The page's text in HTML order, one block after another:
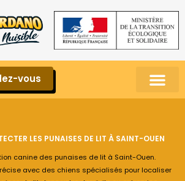
vous
LES PUNAISES DE LIT À SAINT-OUEN
canine des punaises de lit à Saint-Ouen.
avec des chiens spécialisés pour localiser